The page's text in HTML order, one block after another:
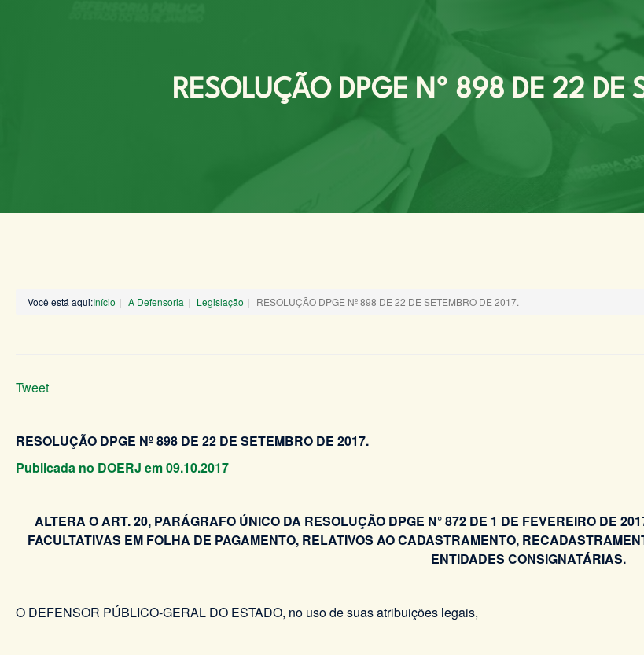
RESOLUÇÃO DPGE Nº 898 DE 22 DE
Você está aqui:Início A Defensoria Legislação RESOLUÇÃO DPGE Nº 898 DE 22 DE SETEMBRO DE 2017.
Tweet
RESOLUÇÃO DPGE Nº 898 DE 22 DE SETEMBRO DE 2017.
Publicada no DOERJ em 09.10.2017
ALTERA O ART. 20, PARÁGRAFO ÚNICO DA RESOLUÇÃO DPGE N° 872 DE 1 DE FEVEREIRO DE
FACULTATIVAS EM FOLHA DE PAGAMENTO, RELATIVOS AO CADASTRAMENTO,
ENTIDADES CONSIGNATÁRIAS.
O DEFENSOR PÚBLICO-GERAL DO ESTADO, no uso de suas atribuições legais,